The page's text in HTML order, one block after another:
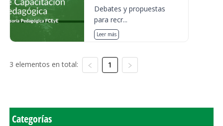
Debates y propuestas
para recr...
Leer más
3 elementos en total: 1
Categorías